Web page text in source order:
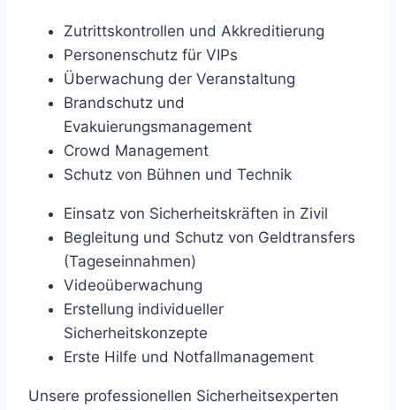
Zutrittskontrollen und Akkreditierung
Personenschutz für VIPs
Überwachung der Veranstaltung
Brandschutz und
Evakuierungsmanagement
Crowd Management
Schutz von Bühnen und Technik
Einsatz von Sicherheitskräften in Zivil
Begleitung und Schutz von Geldtransfers
(Tageseinnahmen)
Videoüberwachung
Erstellung individueller
Sicherheitskonzepte
Erste Hilfe und Notfallmanagement
Unsere professionellen Sicherheitsexperten